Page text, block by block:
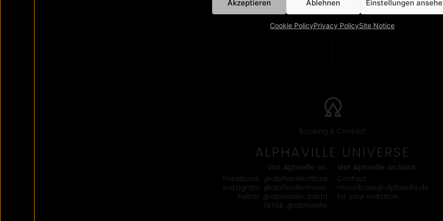
Akzeptieren Ablehnen Einstellungen
Cookie PolicyPrivacy PolicySite Notice
Booking & Contact
ALPHAVILLE UNIVERSE
Visit Alphaville on:
Facebook: @alphavilleofficial
Instagram: @alphaville.music
Twitter: @alphaville_band
TikTok: @alphaville
Visit Alphaville on Slack:
Contact
moonbase@alphaville.de
for your invitation